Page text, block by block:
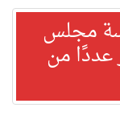
مجلس
من